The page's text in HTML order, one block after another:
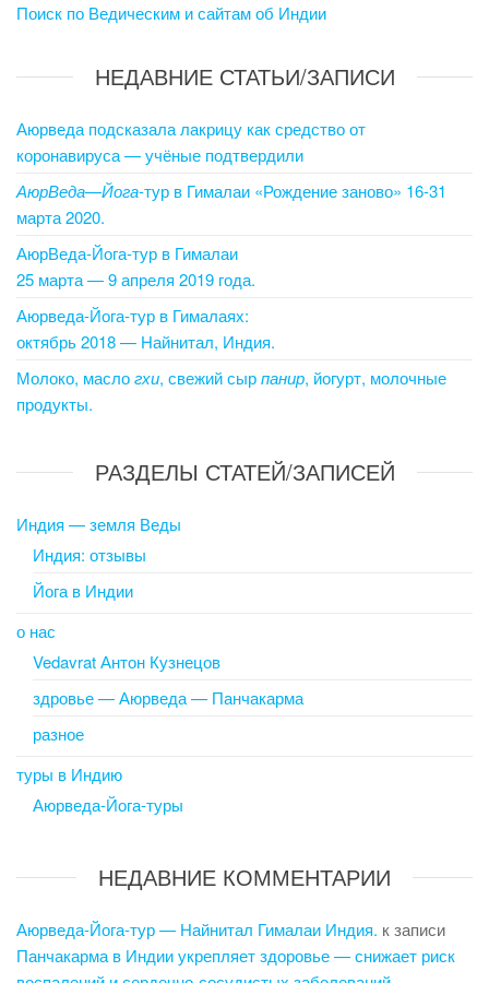
Поиск по Ведическим и сайтам об Индии
НЕДАВНИЕ СТАТЬИ/ЗАПИСИ
Аюрведа подсказала лакрицу как средство от
коронавируса — учёные подтвердили
АюрВеда—Йога-тур в Гималаи «Рождение заново» 16-31
марта 2020.
АюрВеда-Йога-тур в Гималаи
25 марта — 9 апреля 2019 года.
Аюрведа-Йога-тур в Гималаях:
октябрь 2018 — Найнитал, Индия.
Молоко, маслогхи, свежий сырпанир, йогурт, молочные
продукты.
РАЗДЕЛЫ СТАТЕЙ/ЗАПИСЕЙ
Индия — земля Веды
Индия: отзывы
Йога в Индии
о нас
Vedavrat Антон Кузнецов
здровье — Аюрведа — Панчакарма
разное
туры в Индию
Аюрведа-Йога-туры
НЕДАВНИЕ КОММЕНТАРИИ
Аюрведа-Йога-тур — Найнитал Гималаи Индия. к записи
Панчакарма в Индии укрепляет здоровье — снижает риск